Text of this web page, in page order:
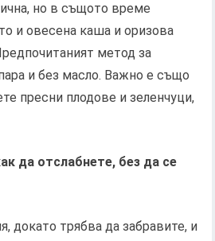
но в същото време
и овесена каша и оризова
метод за
и без масло. Важно е също
пресни плодове и зеленчуци,
да отслабнете, без да се
докато трябва да забравите, и